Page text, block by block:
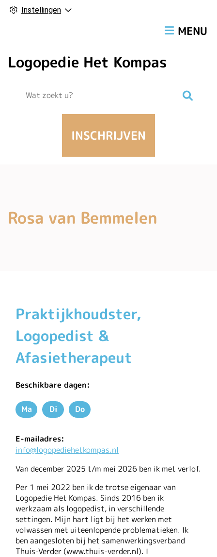
Instellingen
Logopedie Het Kompas
MENU
INSCHRIJVEN
Rosa van Bemmelen
Praktijkhoudster,
Logopedist &
Afasietherapeut
Beschikbare dagen:
Maandag
Ma Dinsdag
Di Donderdag
Do
E-mailadres:
info@logopediehetkompas.nl
Van december 2025 t/m mei 2026 ben ik met verlof.
Per 1 mei 2022 ben ik de trotse eigenaar van
Logopedie Het Kompas. Sinds 2016 ben ik
werkzaam als logopedist, in verschillende
settingen. Mijn hart ligt bij het werken met
volwassen met uiteenlopende problematieken. Ik
ben aangesloten bij het samenwerkingsverband
Thuis-Verder (www.thuis-verder.nl). I